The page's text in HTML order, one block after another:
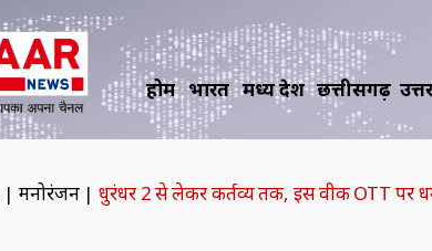
होम भारत मध्य प्रदेश छत्तीसगढ़
| मनोरंजन | धुरंधर 2 से लेकर कर्तव्य तक, इस वीक OTT पर